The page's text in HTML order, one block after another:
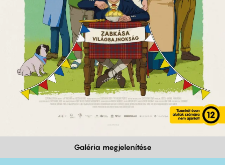
Galéria megjelenítése